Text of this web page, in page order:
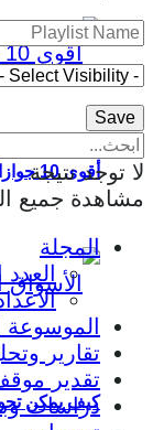
أقوى 10 جوازات سفر في إفريقيا لعام 2026
كيف يمكن
لا توجد نتيجة
مشاهدة جميع
المجلة
الموسوعة
تقارير
تقدير
دراسات